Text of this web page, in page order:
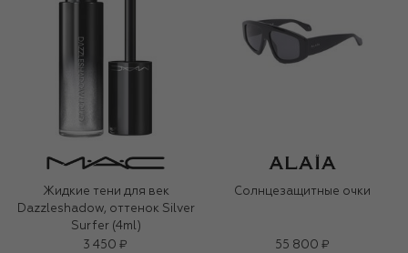
Жидкие тени для век
Dazzleshadow, оттенок Silver
Surfer (4ml)
3 450 ₽
Солнцезащитные очки
55 800 ₽